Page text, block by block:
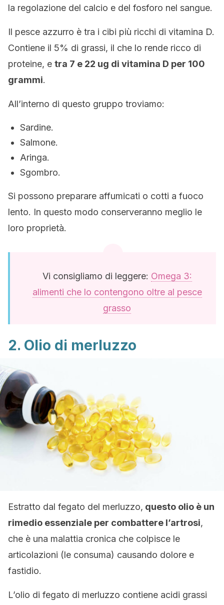
la regolazione del calcio e del fosforo nel sangue.
Il pesce azzurro è tra i cibi più ricchi di vitamina D.
Contiene il 5% di grassi, il che lo rende ricco di
proteine, e tra 7 e 22 ug di vitamina D per 100
grammi.
All’interno di questo gruppo troviamo:
Sardine.
Salmone.
Aringa.
Sgombro.
Si possono preparare affumicati o cotti a fuoco
lento. In questo modo conserveranno meglio le
loro proprietà.
Vi consigliamo di leggere: Omega 3:
alimenti che lo contengono oltre al pesce
grasso
2. Olio di merluzzo
Estratto dal fegato del merluzzo, questo olio è un
rimedio essenziale per combattere l’artrosi,
che è una malattia cronica che colpisce le
articolazioni (le consuma) causando dolore e
fastidio.
L’olio di fegato di merluzzo contiene acidi grassi